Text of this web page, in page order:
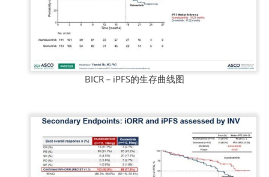
BICR－iPFS的生存曲线图